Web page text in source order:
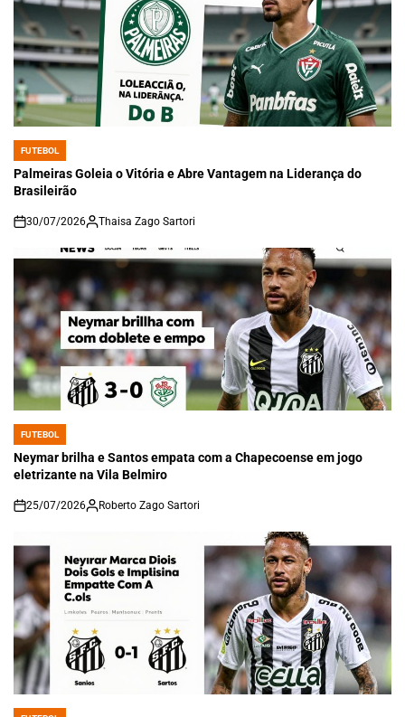
POSTED
IN
FUTEBOL
Palmeiras Goleia o Vitória e Abre Vantagem na Liderança do
Brasileirão
on
30/07/2026 Thaisa Zago Sartori
POSTED
IN
FUTEBOL
Neymar brilha e Santos empata com a Chapecoense em jogo
eletrizante na Vila Belmiro
on
25/07/2026 Roberto Zago Sartori